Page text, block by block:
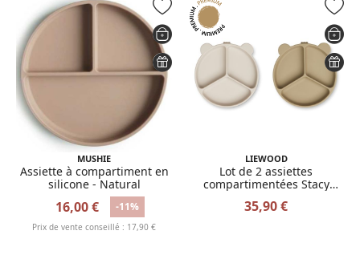
MUSHIE
Assiette à compartiment en
silicone - Natural
16,00 € -11%
Prix de vente conseillé : 17,90 €
LIEWOOD
Lot de 2 assiettes
compartimentées Stacy
35,90 €